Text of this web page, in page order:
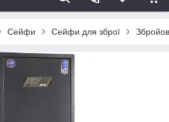
Сейфи Сейфи для зброї